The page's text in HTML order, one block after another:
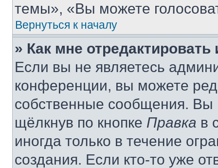
темы», «Вы можете
Вернуться к началу
» Как мне
Если вы не являетесь
конференции, вы можете
собственные сообщения. Вы
щёлкнув по кнопке Правка в
иногда только в течение
создания. Если кто-то уже